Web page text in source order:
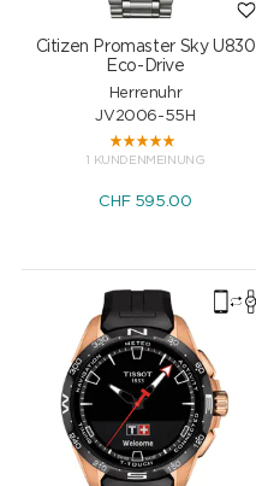
Citizen Promaster Sky U830
Eco-Drive
Herrenuhr
JV2006-55H
1 KUNDENMEINUNG
CHF595.00